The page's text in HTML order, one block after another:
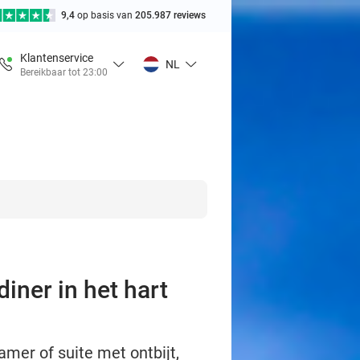
9,4 op basis van 205.987 reviews
Klantenservice
Bereikbaar tot 23:00
NL
in het hart
of suite met ontbijt,